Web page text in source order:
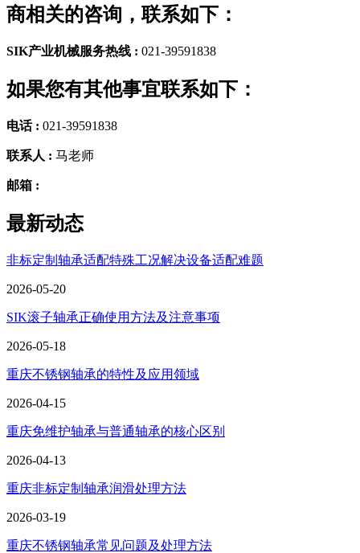
商相关的咨询，联系如下：
SIK产业机械服务热线 : 021-39591838
如果您有其他事宜联系如下：
电话 : 021-39591838
联系人 : 马老师
邮箱 :
最新动态
非标定制轴承适配特殊工况解决设备适配难题
2026-05-20
SIK滚子轴承正确使用方法及注意事项
2026-05-18
重庆不锈钢轴承的特性及应用领域
2026-04-15
重庆免维护轴承与普通轴承的核心区别
2026-04-13
重庆非标定制轴承润滑处理方法
2026-03-19
重庆不锈钢轴承常见问题及处理方法